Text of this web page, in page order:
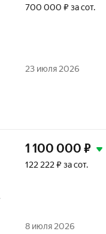
700 000 ₽ за сот.
23 июля 2026
1 100 000 ₽
122 222 ₽ за сот.
8 июля 2026